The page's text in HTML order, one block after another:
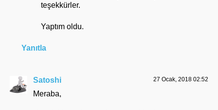
teşekkürler.
Yaptım oldu.
Yanıtla
Satoshi 27 Ocak, 2018 02:52
Meraba,